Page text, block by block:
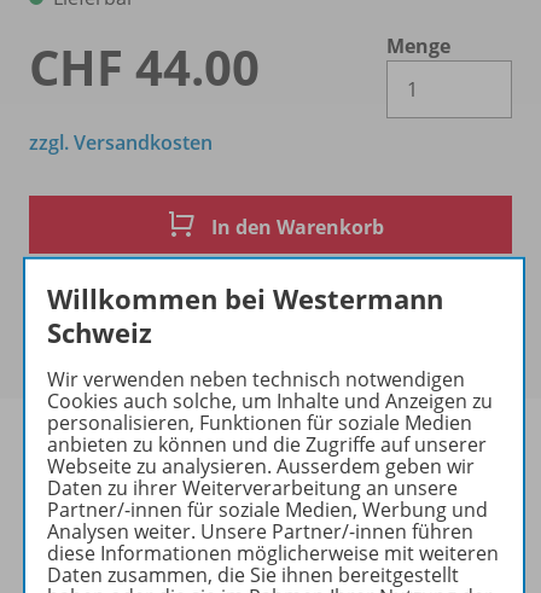
CHF 44.00
Menge
zzgl. Versandkosten
In den Warenkorb
Produktinformationen
Willkommen bei Westermann
Schweiz
Wir verwenden neben technisch notwendigen
Cookies auch solche, um Inhalte und Anzeigen zu
personalisieren, Funktionen für soziale Medien
anbieten zu können und die Zugriffe auf unserer
Webseite zu analysieren. Ausserdem geben wir
Daten zu ihrer Weiterverarbeitung an unsere
Partner/-innen für soziale Medien, Werbung und
Analysen weiter. Unsere Partner/-innen führen
diese Informationen möglicherweise mit weiteren
Daten zusammen, die Sie ihnen bereitgestellt